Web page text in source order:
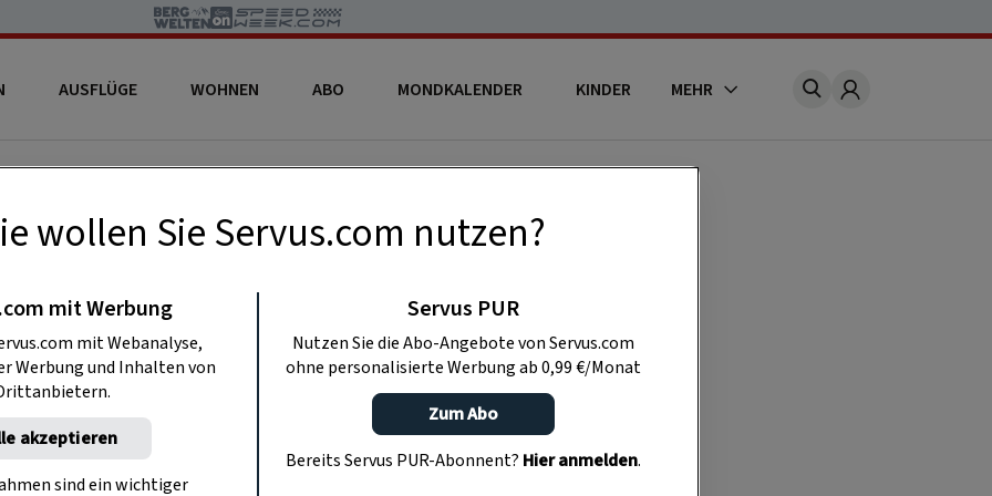
AUSFLÜGE WOHNEN ABO MONDKALENDER KINDER MEHR Account
Beitrag lesen möchten, der mit „Premium“
ist, benötigen Sie ein
kostenloses Servus-Profil.
wollen Sie Servus.com nutzen?
mit Werbung
mit Webanalyse,
Werbung und Inhalten von
akzeptieren
sind ein wichtiger
Servus PUR
Nutzen Sie die Abo-Angebote von Servus.com
ohne personalisierte Werbung ab 0,99 €/Monat
Zum Abo
Bereits Servus PUR-Abonnent? Hier anmelden.